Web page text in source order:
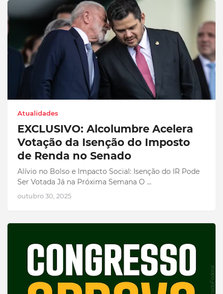
Atualidades
EXCLUSIVO: Alcolumbre Acelera
Votação da Isenção do Imposto
de Renda no Senado
Alívio no Bolso e Impacto Social: Isenção do IR Pode
Ser Votada Já na Próxima Semana O …
outubro 30, 2025